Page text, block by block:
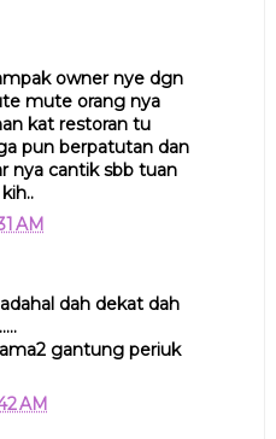
owner nye dgn
mute orang nya
kat restoran tu
pun berpatutan dan
nya cantik sbb tuan
AM
dah dekat dah
gantung periuk
AM